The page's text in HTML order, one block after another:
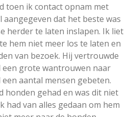
toen ik contact opnam met
aangegeven dat het beste was
herder te laten inslapen. Ik liet
hem niet meer los te laten en
van bezoek. Hij vertrouwde
een grote wantrouwen naar
aantal mensen gebeten.
honden gehad en was dit niet
had van alles gedaan om hem